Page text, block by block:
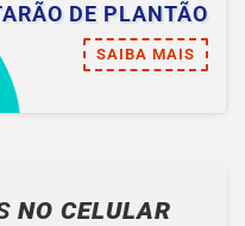
DE PLANTÃO
SAIBA MAIS
NO CELULAR